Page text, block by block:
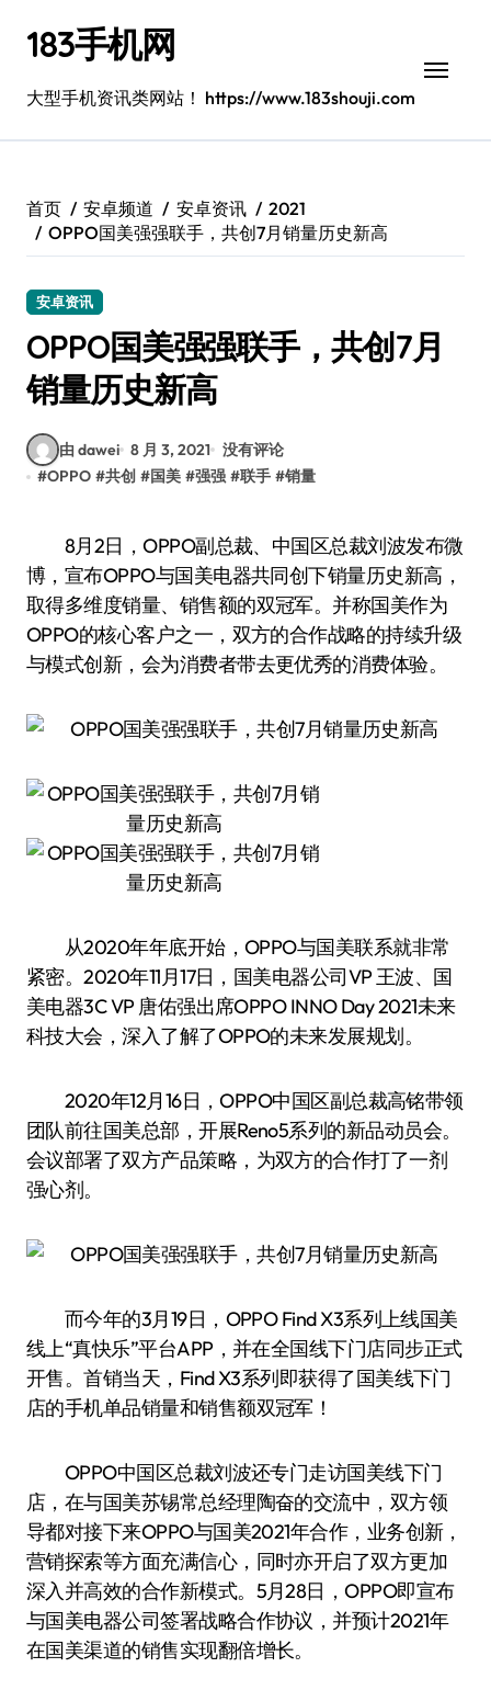
183手机网
大型手机资讯类网站！ https://www.183shouji.com
首页 安卓频道 安卓资讯
2021
OPPO国美强强联手，共创7月销量历史新高
安卓资讯
OPPO国美强强联手，共创7月
销量历史新高
由 dawei 8 月 3, 2021 没有评论
#OPPO #共创 #国美 #强强 #联手 #销量
8月2日，OPPO副总裁、中国区总裁刘波发布微
博，宣布OPPO与国美电器共同创下销量历史新高，
取得多维度销量、销售额的双冠军。并称国美作为
OPPO的核心客户之一，双方的合作战略的持续升级
与模式创新，会为消费者带去更优秀的消费体验。
从2020年年底开始，OPPO与国美联系就非常
紧密。2020年11月17日，国美电器公司VP 王波、国
美电器3C VP 唐佑强出席OPPO INNO Day 2021未来
科技大会，深入了解了OPPO的未来发展规划。
2020年12月16日，OPPO中国区副总裁高铭带领
团队前往国美总部，开展Reno5系列的新品动员会。
会议部署了双方产品策略，为双方的合作打了一剂
强心剂。
而今年的3月19日，OPPO Find X3系列上线国美
线上“真快乐”平台APP，并在全国线下门店同步正式
开售。首销当天，Find X3系列即获得了国美线下门
店的手机单品销量和销售额双冠军！
OPPO中国区总裁刘波还专门走访国美线下门
店，在与国美苏锡常总经理陶奋的交流中，双方领
导都对接下来OPPO与国美2021年合作，业务创新，
营销探索等方面充满信心，同时亦开启了双方更加
深入并高效的合作新模式。5月28日，OPPO即宣布
与国美电器公司签署战略合作协议，并预计2021年
在国美渠道的销售实现翻倍增长。